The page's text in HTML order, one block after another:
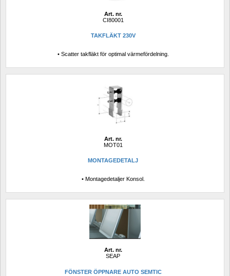
Art. nr.
CI80001
TAKFLÄKT 230V
• Scatter takfläkt för optimal värmefördelning.
Art. nr.
MOT01
MONTAGEDETALJ
• Montagedetaljer Konsol.
Art. nr.
SEAP
FÖNSTER ÖPPNARE AUTO SEMTIC